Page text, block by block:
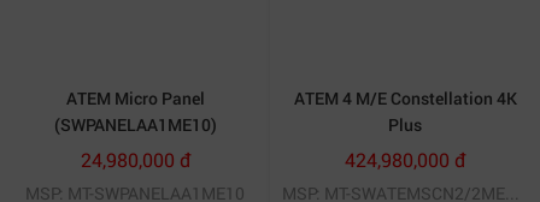
Kiểm soát 8 camera với độ chính xác cao
ATEM Micro Panel
(SWPANELAA1ME10)
24,980,000 đ
MSP: MT-SWPANELAA1ME10
ATEM 4 M/E Constellation 4K
Plus
(SWATEMSCN2/2ME4/4K/P)
424,980,000 đ
MSP: MT-SWATEMSCN2/2ME4/4K/P